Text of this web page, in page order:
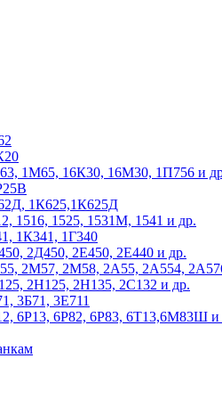
1М65, 16К30, 16М30, 1П756 и
1К625,1К625Д
1516, 1525, 1531М, 1541 и др.
1К341, 1Г340
2Д450, 2Е450, 2Е440 и др.
2М57, 2М58, 2А55, 2А554,
2Н125, 2Н135, 2С132 и др.
3Б71, 3Е711
6Р13, 6Р82, 6Р83, 6Т13,6М83Ш и